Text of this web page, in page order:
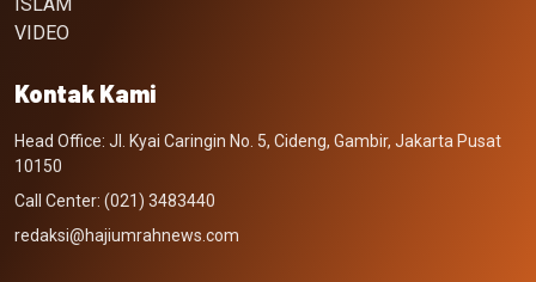
VIDEO
Kontak Kami
Head Office: Jl. Kyai Caringin No. 5, Cideng, Gambir, Jakarta Pusat
10150
Call Center: (021) 3483440
redaksi@hajiumrahnews.com